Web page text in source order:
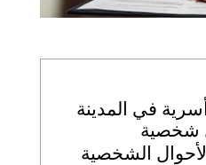
في المدينة
شخصية
الشخصية